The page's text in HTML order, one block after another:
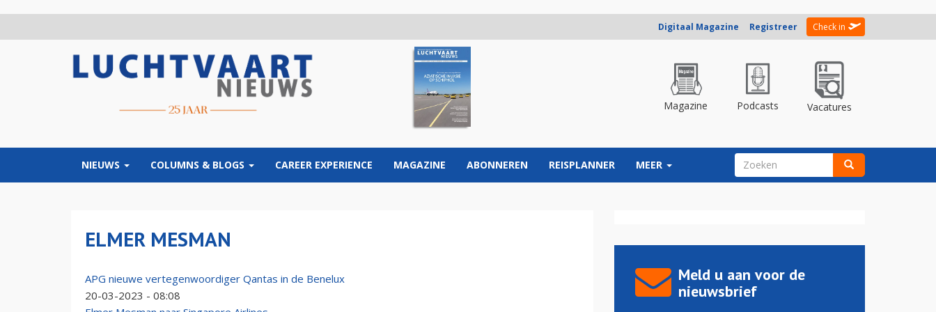
Digitaal Magazine Registreer Check in
Magazine Podcasts Vacatures
NIEUWS COLUMNS & BLOGS CAREER EXPERIENCE MAGAZINE ABONNEREN REISPLANNER MEER ZOEKVELD
ELMER MESMAN
APG nieuwe vertegenwoordiger Qantas in de Benelux
20-03-2023 - 08:08
Meld u aan voor de
nieuwsbrief